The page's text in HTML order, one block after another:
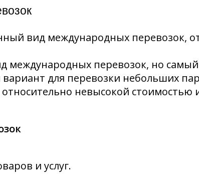
вид международных перевозок,
международных перевозок, но
для перевозки небольших
невысокой
и услуг.